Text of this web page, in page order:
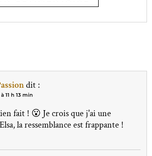
dit :
11 h 13 min
fait ! 😮 Je crois que j'ai une
la ressemblance est frappante !